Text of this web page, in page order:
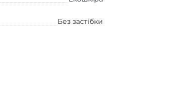
Без застібки